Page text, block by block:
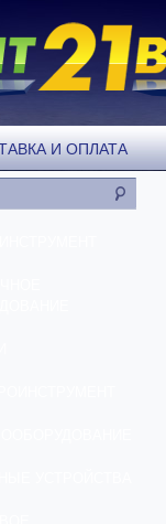
И ОПЛАТА
УСТРОЙСТВА